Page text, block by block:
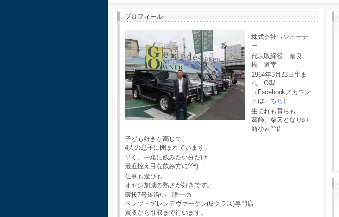
プロフィール
株式会社ワンオーナ
ー
代表取締役 奈良
橋 道幸
1964年3月23日生ま
れ O型
（Facebookアカウン
トはこちら ）
生まれも育ちも
葛飾、柴又となりの
新小岩^^)/
子ども好きが高じて、
4人の息子に囲まれています。
早く、一緒に飲みたい分だけ
最近控え目な飲み方に^^*)
仕事も遊びも
オヤジ加減の熱さが好きです。
環状7号線沿い、唯一の
ベンツ・ゲレンデヴァーゲン(Gクラス)専門店
買取から引取まで行います。